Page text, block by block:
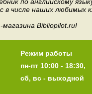
в числе наших любимых
Bibliopilot.ru!
Режим работы
пн-пт 10:00 - 18:30,
сб, вс - выходной